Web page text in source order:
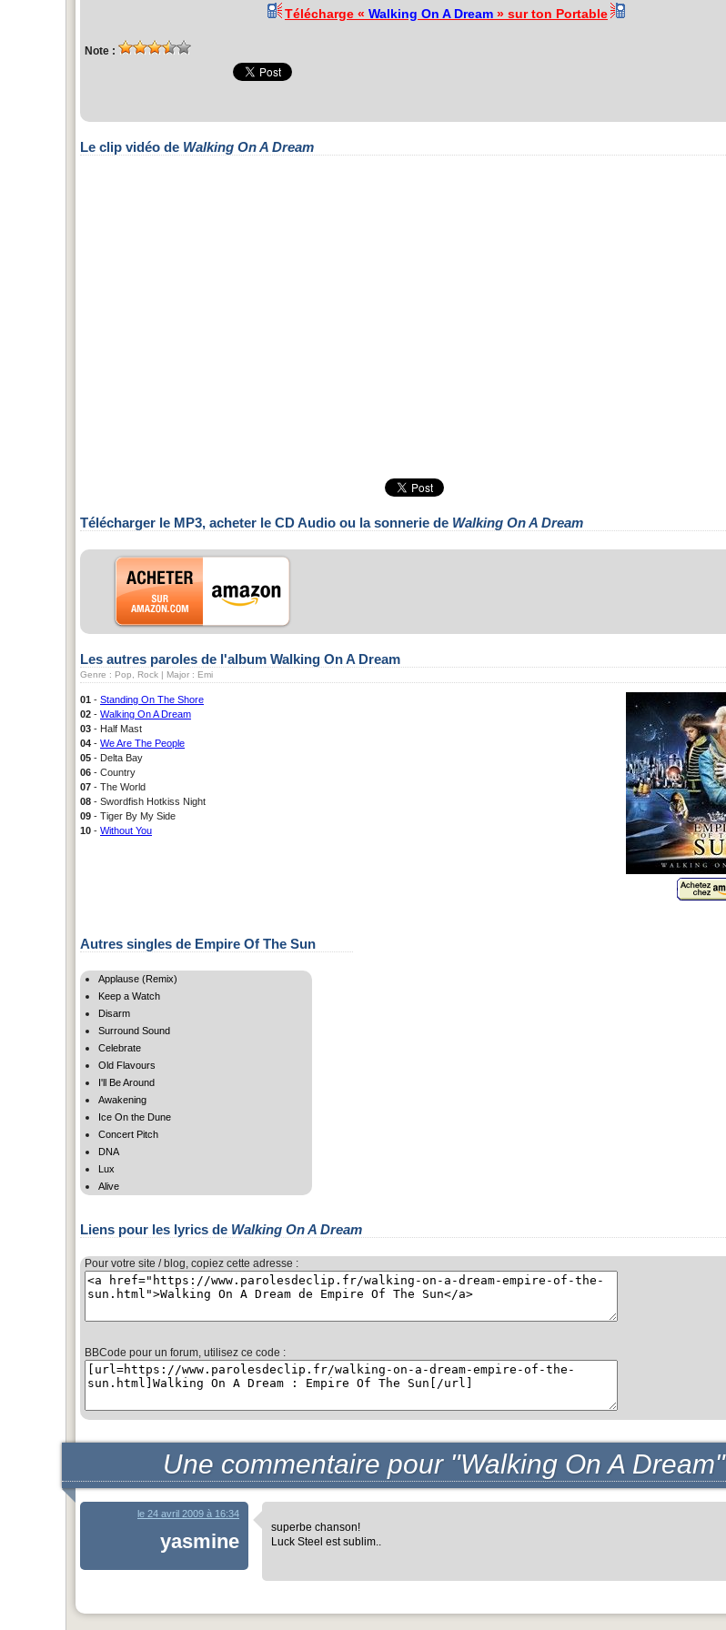
Télécharge « Walking On A Dream » sur ton Portable
Note :
Le clip vidéo de Walking On A Dream
Télécharger le MP3, acheter le CD Audio ou la sonnerie de Walking On A Dream
Les autres paroles de l'album Walking On A Dream
Genre : Pop, Rock | Major : Emi
01 - Standing On The Shore
02 - Walking On A Dream
03 - Half Mast
04 - We Are The People
05 - Delta Bay
06 - Country
07 - The World
08 - Swordfish Hotkiss Night
09 - Tiger By My Side
10 - Without You
Autres singles de Empire Of The Sun
Applause (Remix)
Keep a Watch
Disarm
Surround Sound
Celebrate
Old Flavours
I'll Be Around
Awakening
Ice On the Dune
Concert Pitch
DNA
Lux
Alive
Liens pour les lyrics de Walking On A Dream
Pour votre site / blog, copiez cette adresse :
BBCode pour un forum, utilisez ce code :
Une commentaire pour "Walking On A Dream"
le 24 avril 2009 à 16:34
yasmine
superbe chanson!
Luck Steel est sublim..